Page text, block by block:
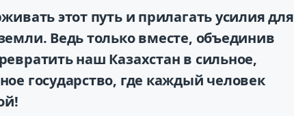
этот путь и прилагать усилия для
Ведь только вместе, объединив
наш Казахстан в сильное,
государство, где каждый человек